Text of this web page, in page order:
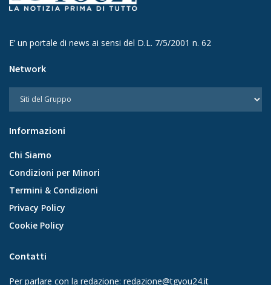
E’ un portale di news ai sensi del D.L. 7/5/2001 n. 62
Network
Informazioni
Chi Siamo
Condizioni per Minori
Termini & Condizioni
Privacy Policy
Cookie Policy
Contatti
Per parlare con la redazione: redazione@tgyou24.it